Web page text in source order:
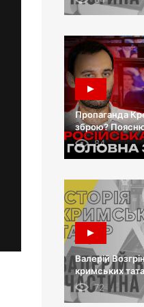
Пропаганда
зброю?
84
Валерій
кримських
72